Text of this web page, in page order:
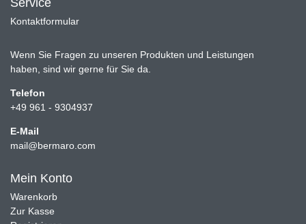
Service
Kontaktformular
Wenn Sie Fragen zu unseren Produkten und Leistungen
haben, sind wir gerne für Sie da.
Telefon
+49 961 - 9304937
E-Mail
mail@bermaro.com
Mein Konto
Warenkorb
Zur Kasse